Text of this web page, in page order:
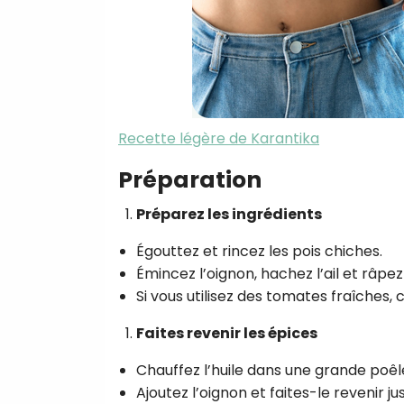
Recette légère de Karantika
Préparation
Préparez les ingrédients
Égouttez et rincez les pois chiches.
Émincez l’oignon, hachez l’ail et
Si vous utilisez des tomates fraîches,
Faites revenir les épices
Chauffez l’huile dans une grande
Ajoutez l’oignon et faites-le revenir